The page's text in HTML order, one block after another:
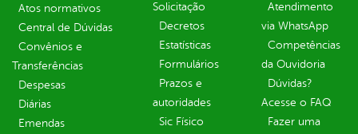
Atos normativos
Central de Dúvidas
Convênios e
Transferências
Despesas
Diárias
Emendas
Solicitação
Decretos
Estatísticas
Formulários
Prazos e
autoridades
Sic Físico
Atendimento
via WhatsApp
Competências
da Ouvidoria
Dúvidas?
Acesse o FAQ
Fazer uma